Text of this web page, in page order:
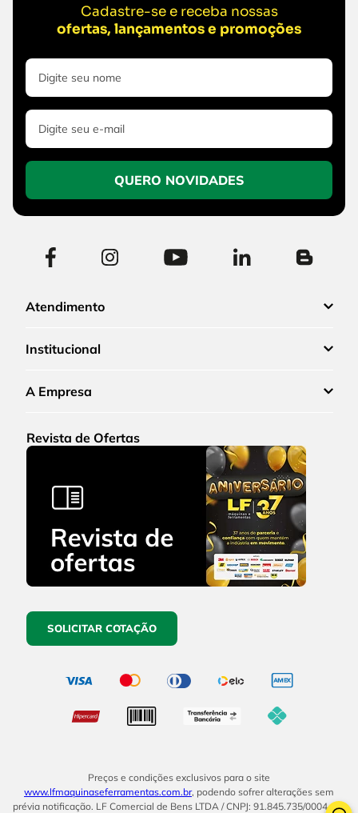
Cadastre-se e receba nossas
ofertas, lançamentos e promoções
QUERO NOVIDADES
Atendimento
Institucional
A Empresa
Revista de Ofertas
SOLICITAR COTAÇÃO
Preços e condições exclusivos para o site
www.lfmaquinaseferramentas.com.br, podendo sofrer alterações sem
prévia notificação. LF Comercial de Bens LTDA / CNPJ: 91.845.735/0004-14.